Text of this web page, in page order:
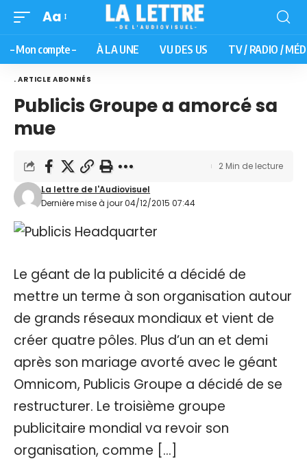
Aa
– Mon compte – À LA UNE VU DES US TV / RADIO /
. ARTICLE ABONNÉS
Publicis Groupe a amorcé sa
mue
Dernière mise à jour 04/12/2015 07:44
La lettre de l'Audiovisuel
2 Min de lecture
Le géant de la publicité a décidé de
mettre un terme à son organisation autour
de grands réseaux mondiaux et vient de
créer quatre pôles. Plus d’un an et demi
après son mariage avorté avec le géant
Omnicom, Publicis Groupe a décidé de se
restructurer. Le troisième groupe
publicitaire mondial va revoir son
organisation, comme […]